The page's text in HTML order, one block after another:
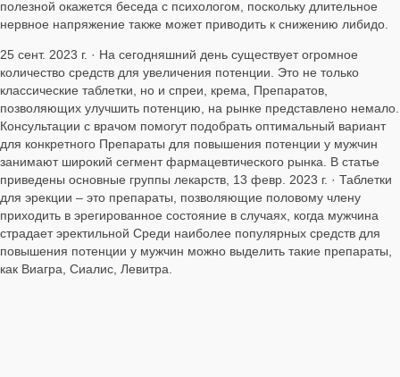
полезной окажется беседа с психологом, поскольку длительное
нервное напряжение также может приводить к снижению либидо.
25 сент. 2023 г. · На сегодняшний день существует огромное
количество средств для увеличения потенции. Это не только
классические таблетки, но и спреи, крема, Препаратов,
позволяющих улучшить потенцию, на рынке представлено немало.
Консультации с врачом помогут подобрать оптимальный вариант
для конкретного Препараты для повышения потенции у мужчин
занимают широкий сегмент фармацевтического рынка. В статье
приведены основные группы лекарств, 13 февр. 2023 г. · Таблетки
для эрекции – это препараты, позволяющие половому члену
приходить в эрегированное состояние в случаях, когда мужчина
страдает эректильной Среди наиболее популярных средств для
повышения потенции у мужчин можно выделить такие препараты,
как Виагра, Сиалис, Левитра.